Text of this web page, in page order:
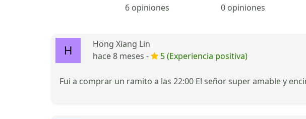
6 opiniones 0 opiniones
Hong Xiang Lin
hace 8 meses -
5 (Experiencia positiva)
Fui a comprar un ramito a las 22:00 El señor super amable y